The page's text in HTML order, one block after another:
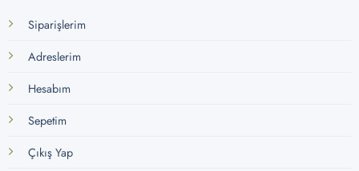
Siparişlerim
Adreslerim
Hesabım
Sepetim
Çıkış Yap